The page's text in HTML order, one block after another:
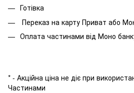
Готівка
Переказ на карту Приват або
Оплата частинами від Моно
* - Акційна ціна не діє при
Частинами